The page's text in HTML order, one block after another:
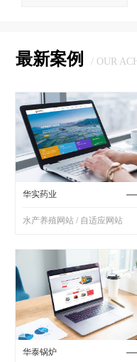
最新案例 / OUR
华实药业
水产养殖网站 / 自适应网站
华泰锅炉